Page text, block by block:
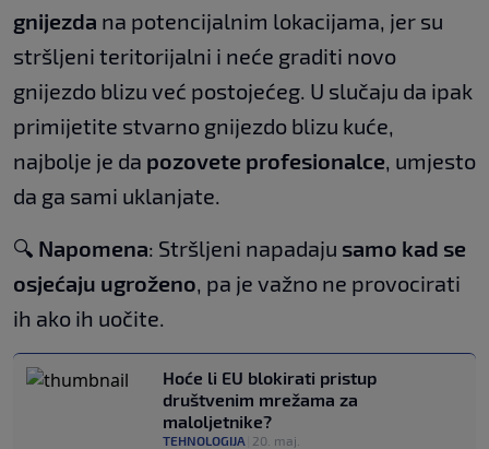
gnijezda na potencijalnim lokacijama, jer su
stršljeni teritorijalni i neće graditi novo
gnijezdo blizu već postojećeg. U slučaju da ipak
primijetite stvarno gnijezdo blizu kuće,
najbolje je da pozovete profesionalce, umjesto
da ga sami uklanjate.
🔍 Napomena: Stršljeni napadaju samo kad se
osjećaju ugroženo, pa je važno ne provocirati
ih ako ih uočite.
Hoće li EU blokirati pristup
društvenim mrežama za
maloljetnike?
TEHNOLOGIJA 20. maj.